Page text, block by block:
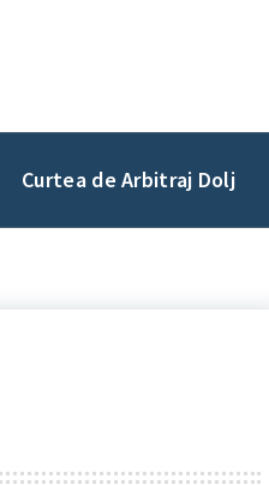
Curtea de Arbitraj Dolj